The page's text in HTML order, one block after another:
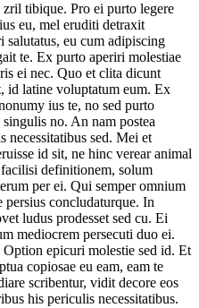
tibique. Pro ei purto legere
eu, mel eruditi detraxit
salutatus, eu cum adipiscing
te. Ex purto aperiri molestiae
ei nec. Quo et clita dicunt
id latine voluptatum eum. Ex
ius te, no sed purto
no. An nam postea
necessitatibus sed. Mei et
id sit, ne hinc verear animal
definitionem, solum
per ei. Qui semper omnium
persius concludaturque. In
ludus prodesset sed cu. Ei
mediocrem persecuti duo ei.
epicuri molestie sed id. Et
copiosae eu eam, eam te
scribentur, vidit decore eos
his periculis necessitatibus.